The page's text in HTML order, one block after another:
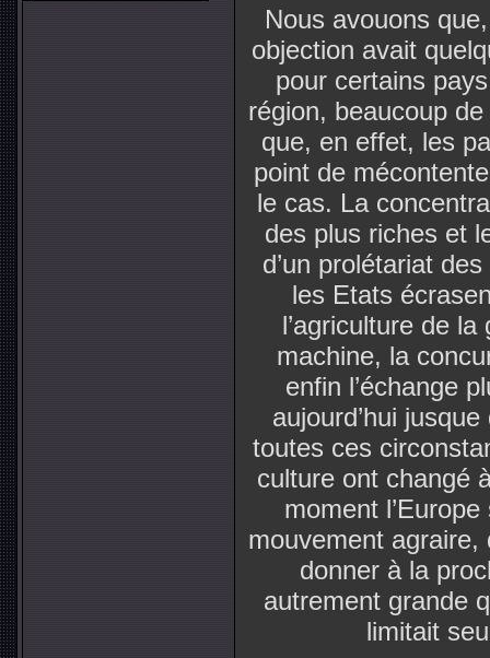
Nous avouons
objection avait
pour certains
région, beaucoup
que, en effet, les
point de
le cas. La
des plus riches et
d’un prolétariat
les Etats
l’agriculture de
machine, la
enfin l’échange
aujourd’hui
toutes ces
culture ont changé
moment
mouvement agraire,
donner à la
autrement grande
limitait